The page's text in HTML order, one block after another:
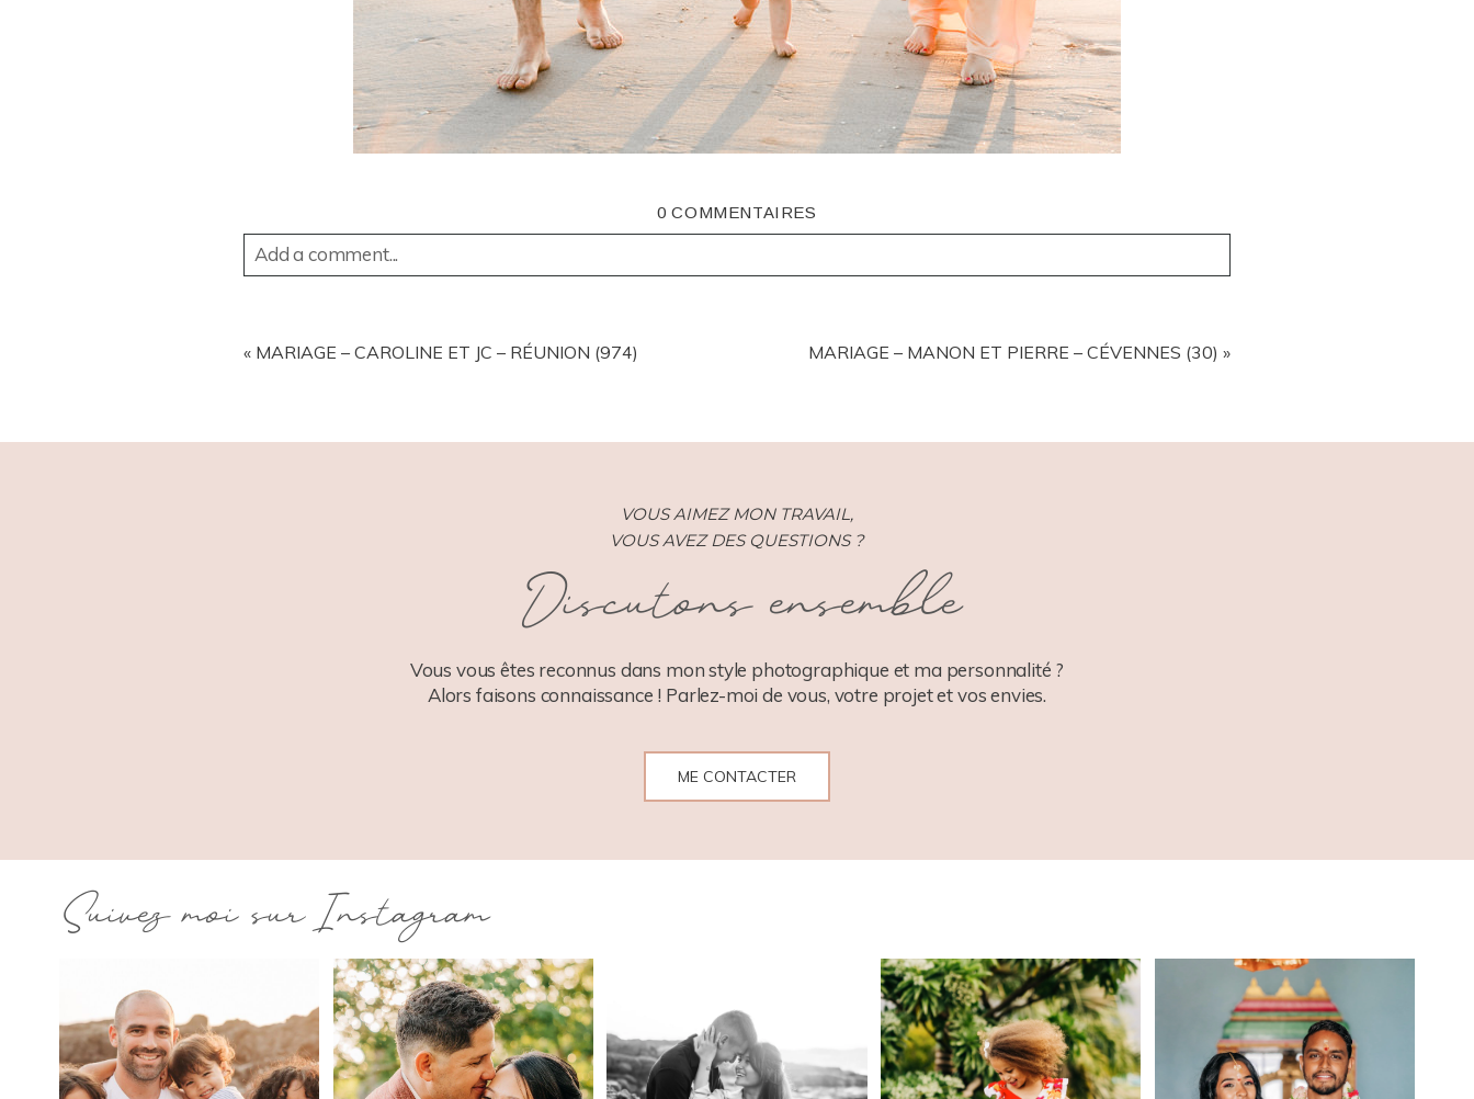
0 COMMENTAIRES
Add a comment...
« MARIAGE – CAROLINE ET JC – RÉUNION (974) MARIAGE – MANON ET PIERRE – CÉVENNES (30) »
VOUS AIMEZ MON TRAVAIL,
VOUS AVEZ DES QUESTIONS ?
Discutons ensemble
Vous vous êtes reconnus dans mon style photographique et ma personnalité ?
Alors faisons connaissance ! Parlez-moi de vous, votre projet et vos envies.
ME CONTACTER
Suivez moi sur Instagram